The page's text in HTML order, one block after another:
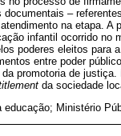
–
na etapa.
infantil ocorrido
poderes eleitos
entre poder
promotoria de
da sociedade
educação; Ministério